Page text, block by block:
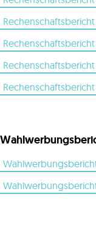
Rechenschaftsbericht
Rechenschaftsbericht
Rechenschaftsbericht
Rechenschaftsbericht